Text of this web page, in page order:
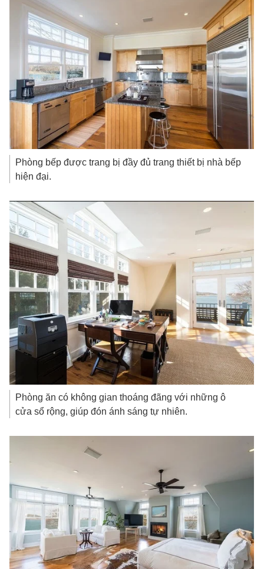
Phòng bếp được trang bị đầy đủ trang thiết bị nhà bếp
hiện đại.
Phòng ăn có không gian thoáng đãng với những ô
cửa sổ rộng, giúp đón ánh sáng tự nhiên.